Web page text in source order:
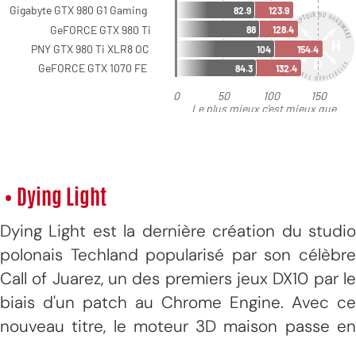
• Dying Light
Dying Light est la dernière création du studio
polonais Techland popularisé par son célèbre
Call of Juarez, un des premiers jeux DX10 par le
biais d'un patch au Chrome Engine. Avec ce
nouveau titre, le moteur 3D maison passe en